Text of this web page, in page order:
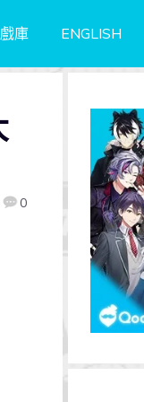
庫 ENGLISH
0